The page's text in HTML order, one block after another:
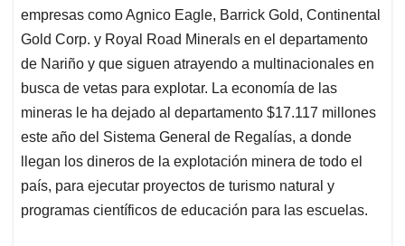
empresas como Agnico Eagle, Barrick Gold, Continental
Gold Corp. y Royal Road Minerals en el departamento
de Nariño y que siguen atrayendo a multinacionales en
busca de vetas para explotar. La economía de las
mineras le ha dejado al departamento $17.117 millones
este año del Sistema General de Regalías, a donde
llegan los dineros de la explotación minera de todo el
país, para ejecutar proyectos de turismo natural y
programas científicos de educación para las escuelas.